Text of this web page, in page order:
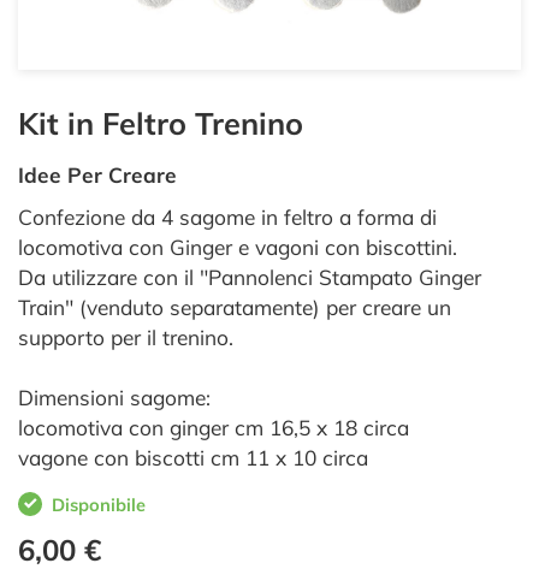
Kit in Feltro Trenino
Idee Per Creare
Confezione da 4 sagome in feltro a forma di
locomotiva con Ginger e vagoni con biscottini.
Da utilizzare con il "Pannolenci Stampato Ginger
Train" (venduto separatamente) per creare un
supporto per il trenino.
Dimensioni sagome:
locomotiva con ginger cm 16,5 x 18 circa
vagone con biscotti cm 11 x 10 circa
Disponibile
6,00 €